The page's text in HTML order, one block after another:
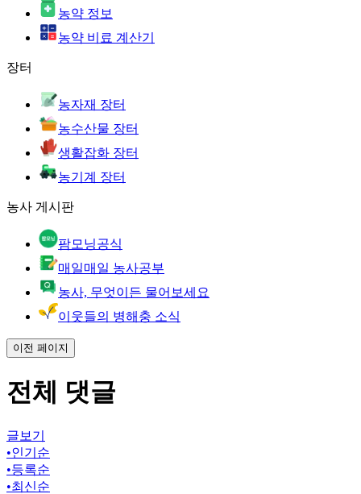
농약 정보
농약 비료 계산기
장터
농자재 장터
농수산물 장터
생활잡화 장터
농기계 장터
농사 게시판
팜모닝공식
매일매일 농사공부
농사, 무엇이든 물어보세요
이웃들의 병해충 소식
이전 페이지
전체 댓글
글보기
•인기순
•등록순
•최신순